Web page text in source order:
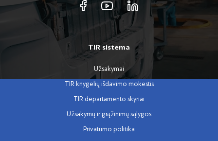
TIR sistema
Užsakymai
TIR knygelių išdavimo mokestis
TIR departamento skyriai
Užsakymų ir grąžinimų sąlygos
Privatumo politika